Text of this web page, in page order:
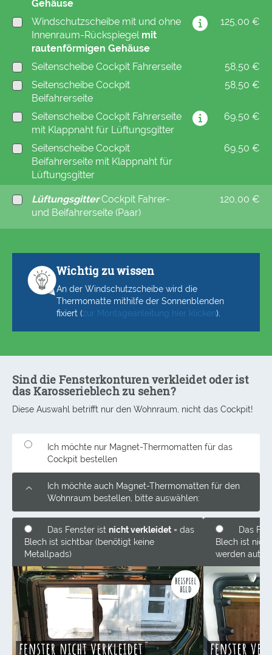
Gehäuse
Windschutzscheibe mit und ohne
Innenraum-Rückspiegel mit
rautenförmigen Gehäuse
125,00 €
Seitenscheibe Cockpit Fahrerseite
58,50 €
Seitenscheibe Cockpit
Beifahrerseite
58,50 €
Seitenscheibe Cockpit Fahrerseite
mit Klappnaht für Lüftungsgitter
69,50 €
Seitenscheibe Cockpit
Beifahrerseite mit Klappnaht für
Lüftungsgitter
69,50 €
LüftungsgitterCockpit Fahrer-
und Beifahrerseite (Paar)
120,00 €
Wichtig zu wissen
An der Windschutzscheibe wird die
Thermomatte mithilfe der Sonnenblenden
fixiert (zur Montageanleitung hier klicken).
Sind die Fensterkonturen verkleidet oder ist
das Karosserieblech zu sehen?
Diese Auswahl betrifft nur den Wohnraum, nicht das Cockpit!
Ich möchte nur Magnet-Thermomatten für das
Cockpit bestellen
Ich möchte auch Magnet-Thermomatten für den
Wohnraum bestellen, bitte auswählen:
Das Fenster ist nicht verkleidet = das
Blech ist sichtbar (benötigt keine
Metallpads)
Das
Blech ist
werden